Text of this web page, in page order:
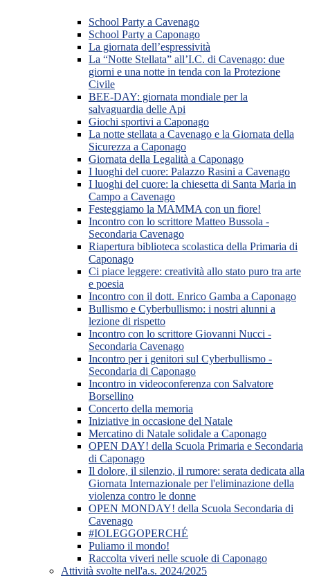
School Party a Cavenago
School Party a Caponago
La giornata dell’espressività
La “Notte Stellata” all’I.C. di Cavenago: due
giorni e una notte in tenda con la Protezione
Civile
BEE-DAY: giornata mondiale per la
salvaguardia delle Api
Giochi sportivi a Caponago
La notte stellata a Cavenago e la Giornata della
Sicurezza a Caponago
Giornata della Legalità a Caponago
I luoghi del cuore: Palazzo Rasini a Cavenago
I luoghi del cuore: la chiesetta di Santa Maria in
Campo a Cavenago
Festeggiamo la MAMMA con un fiore!
Incontro con lo scrittore Matteo Bussola -
Secondaria Cavenago
Riapertura biblioteca scolastica della Primaria di
Caponago
Ci piace leggere: creatività allo stato puro tra arte
e poesia
Incontro con il dott. Enrico Gamba a Caponago
Bullismo e Cyberbullismo: i nostri alunni a
lezione di rispetto
Incontro con lo scrittore Giovanni Nucci -
Secondaria Cavenago
Incontro per i genitori sul Cyberbullismo -
Secondaria di Caponago
Incontro in videoconferenza con Salvatore
Borsellino
Concerto della memoria
Iniziative in occasione del Natale
Mercatino di Natale solidale a Caponago
OPEN DAY! della Scuola Primaria e Secondaria
di Caponago
Il dolore, il silenzio, il rumore: serata dedicata alla
Giornata Internazionale per l'eliminazione della
violenza contro le donne
OPEN MONDAY! della Scuola Secondaria di
Cavenago
#IOLEGGOPERCHÉ
Puliamo il mondo!
Raccolta viveri nelle scuole di Caponago
Attività svolte nell'a.s. 2024/2025